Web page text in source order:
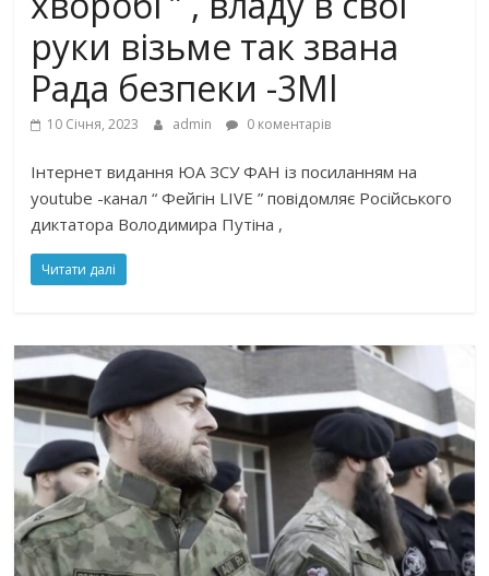
руки візьме так звана
Рада безпеки -3Мl
10 Січня, 2023 admin 0 коментарів
Інтернет видання ЮА ЗСУ ФАН із посиланням на
youtube -канал “ Фейгін LIVE ” повідомляє Російського
диктатора Володимира Путіна ,
Читати далі